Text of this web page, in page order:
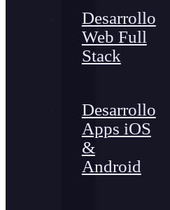
Desarrollo
Web Full
Stack
Desarrollo
Apps iOS
&
Android